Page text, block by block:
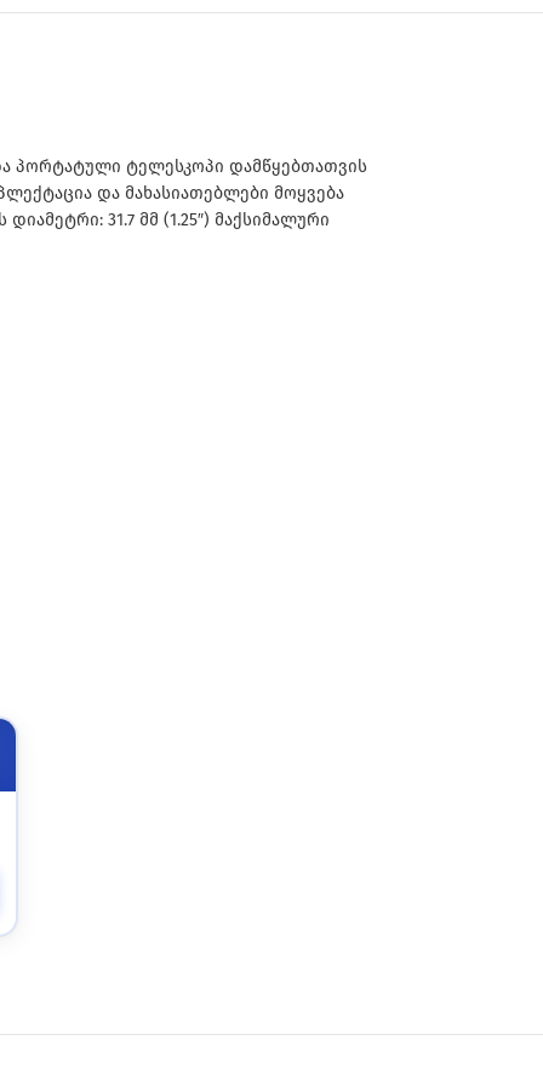
პორტატული ტელესკოპი დამწყებთათვის
და მახასიათებლები მოყვება
31.7 მმ (1.25″) მაქსიმალური